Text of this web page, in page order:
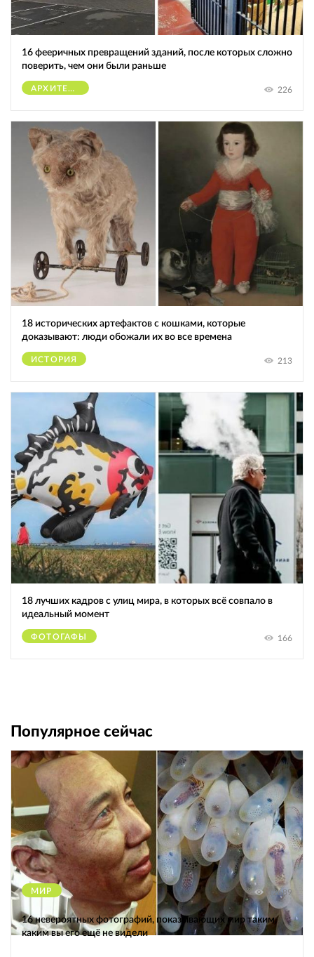
16 фееричных превращений зданий, после которых сложно
поверить, чем они были раньше
АРХИТЕКТУРА 226
18 исторических артефактов с кошками, которые
доказывают: люди обожали их во все времена
ИСТОРИЯ 213
18 лучших кадров с улиц мира, в которых всё совпало в
идеальный момент
ФОТОГАФЫ 166
Популярное сейчас
МИР 12689
16 невероятных фотографий, показывающих мир таким,
каким вы его ещё не видели